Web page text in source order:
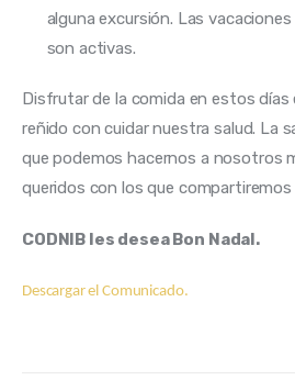
alguna excursión. Las
son activas.
Disfrutar de la comida en estos días
reñido con cuidar nuestra salud. La
que podemos hacernos a nosotros
queridos con los que
CODNIB les desea Bon Nadal.
Descargar el Comunicado.